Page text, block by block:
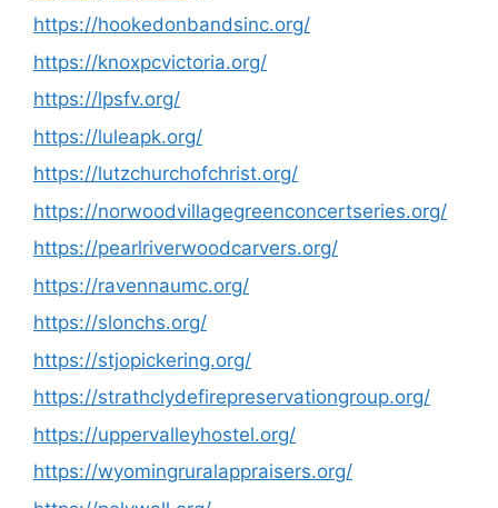
https://hookedonbandsinc.org/
https://knoxpcvictoria.org/
https://lpsfv.org/
https://luleapk.org/
https://lutzchurchofchrist.org/
https://norwoodvillagegreenconcertseries.org/
https://pearlriverwoodcarvers.org/
https://ravennaumc.org/
https://slonchs.org/
https://stjopickering.org/
https://strathclydefirepreservationgroup.org/
https://uppervalleyhostel.org/
https://wyomingruralappraisers.org/